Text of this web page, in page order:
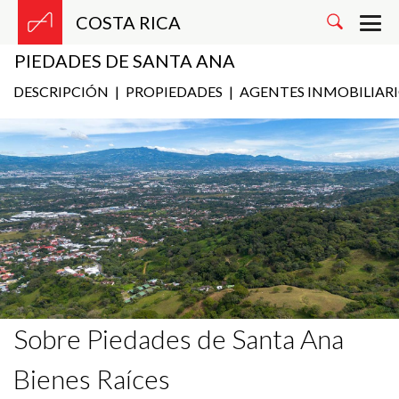
COSTA RICA
PIEDADES DE SANTA ANA
DESCRIPCIÓN | PROPIEDADES | AGENTES
Sobre Piedades de Santa Ana
Bienes Raíces